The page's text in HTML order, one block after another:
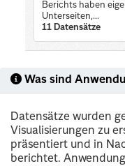
Was sind
Datensätze wurden
Visualisierungen zu
präsentiert und in
berichtet.
Berichts haben
Unterseiten,...
11 Datensätze